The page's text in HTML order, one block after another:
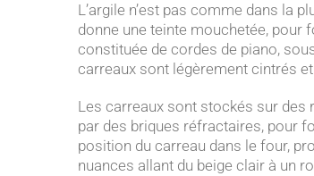
L’argile n’est pas comme dans la
donne une teinte mouchetée, pour
constituée de cordes de piano,
carreaux sont légèrement cintrés
Les carreaux sont stockés sur des
par des briques réfractaires, pour
position du carreau dans le four,
nuances allant du beige clair à un